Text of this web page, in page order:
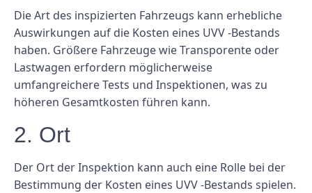
Die Art des inspizierten Fahrzeugs kann erhebliche
Auswirkungen auf die Kosten eines UVV -Bestands
haben. Größere Fahrzeuge wie Transporente oder
Lastwagen erfordern möglicherweise
umfangreichere Tests und Inspektionen, was zu
höheren Gesamtkosten führen kann.
2. Ort
Der Ort der Inspektion kann auch eine Rolle bei der
Bestimmung der Kosten eines UVV -Bestands spielen.